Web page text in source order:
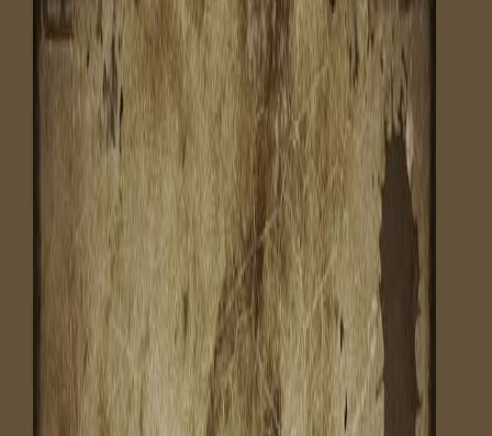
Konsultasi Syariah
Resonansi
Sejarah
Iqtishodia
Sastra
Literasi Umat